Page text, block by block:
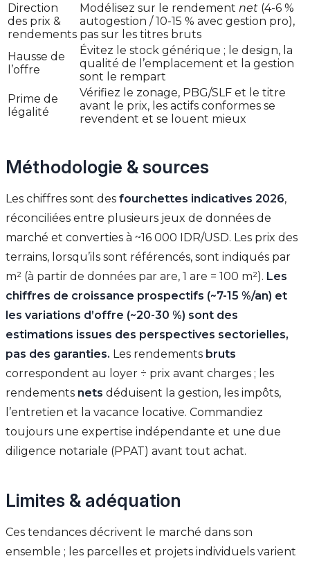
Direction
des prix &
rendements
Modélisez sur le rendement net (4-6 %
autogestion / 10-15 % avec gestion pro),
pas sur les titres bruts
Hausse de
l’offre
Évitez le stock générique ; le design, la
qualité de l’emplacement et la gestion
sont le rempart
Prime de
légalité
Vérifiez le zonage, PBG/SLF et le titre
avant le prix, les actifs conformes se
revendent et se louent mieux
Méthodologie & sources
Les chiffres sont des fourchettes indicatives 2026,
réconciliées entre plusieurs jeux de données de
marché et converties à ~16 000 IDR/USD. Les prix des
terrains, lorsqu’ils sont référencés, sont indiqués par
m² (à partir de données par are, 1 are = 100 m²). Les
chiffres de croissance prospectifs (~7-15 %/an) et
les variations d’offre (~20-30 %) sont des
estimations issues des perspectives sectorielles,
pas des garanties. Les rendements bruts
correspondent au loyer ÷ prix avant charges ; les
rendements nets déduisent la gestion, les impôts,
l’entretien et la vacance locative. Commandiez
toujours une expertise indépendante et une due
diligence notariale (PPAT) avant tout achat.
Limites & adéquation
Ces tendances décrivent le marché dans son
ensemble ; les parcelles et projets individuels varient